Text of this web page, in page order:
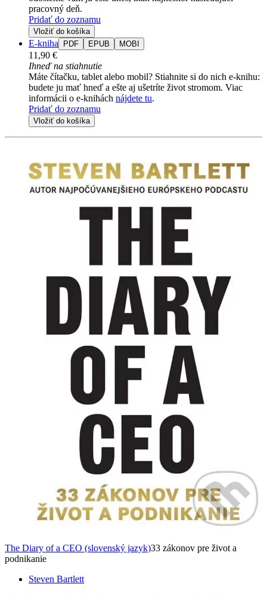
pracovný deň.
Pridať do zoznamu
Vložiť do košíka
E-kniha PDF EPUB MOBI
11,90 €
Ihneď na stiahnutie
Máte čítačku, tablet alebo mobil? Stiahnite si do nich e-knihu:
budete ju mať hneď a ešte aj ušetríte život stromom. Viac
informácii o e-knihách nájdete tu.
Pridať do zoznamu
Vložiť do košíka
The Diary of a CEO (slovenský jazyk)33 zákonov pre život a
podnikanie
Steven Bartlett